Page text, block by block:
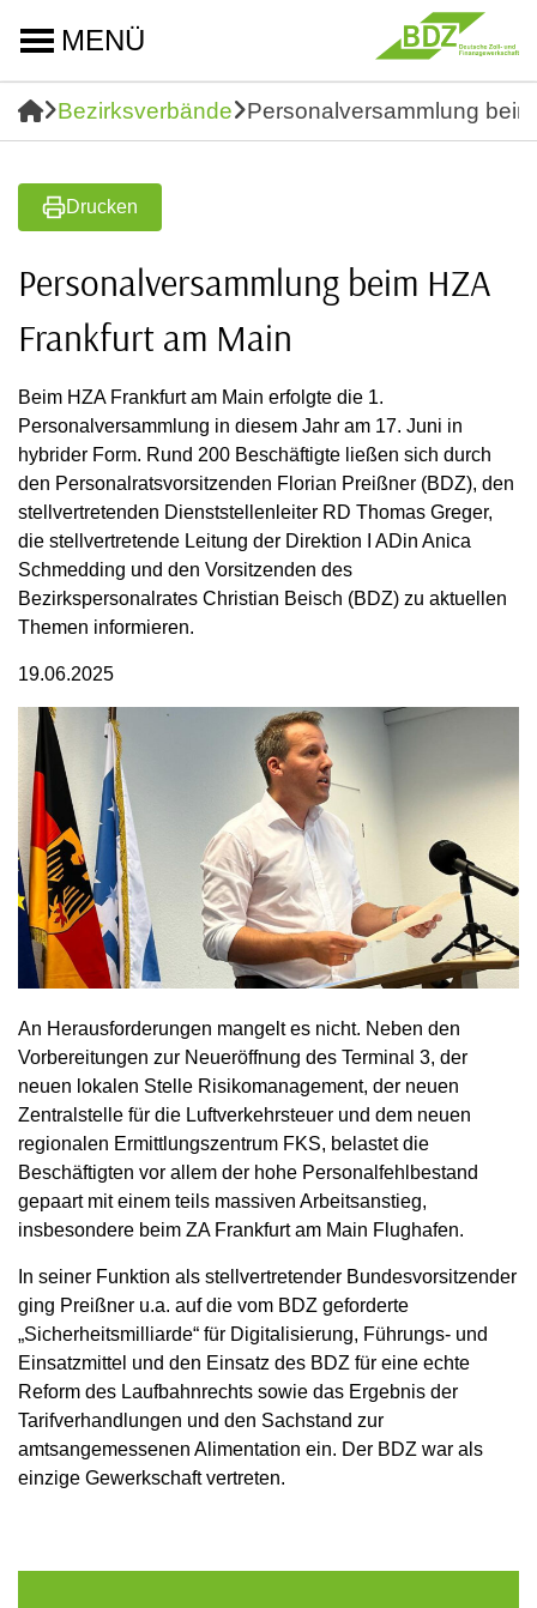
MENÜ
Bezirksverbände Personalversammlung
Drucken
Personalversammlung beim HZA
Frankfurt am Main
Beim HZA Frankfurt am Main erfolgte die 1.
Personalversammlung in diesem Jahr am 17. Juni in
hybrider Form. Rund 200 Beschäftigte ließen sich durch
den Personalratsvorsitzenden Florian Preißner (BDZ), den
stellvertretenden Dienststellenleiter RD Thomas Greger,
die stellvertretende Leitung der Direktion I ADin Anica
Schmedding und den Vorsitzenden des
Bezirkspersonalrates Christian Beisch (BDZ) zu aktuellen
Themen informieren.
19.06.2025
An Herausforderungen mangelt es nicht. Neben den
Vorbereitungen zur Neueröffnung des Terminal 3, der
neuen lokalen Stelle Risikomanagement, der neuen
Zentralstelle für die Luftverkehrsteuer und dem neuen
regionalen Ermittlungszentrum FKS, belastet die
Beschäftigten vor allem der hohe Personalfehlbestand
gepaart mit einem teils massiven Arbeitsanstieg,
insbesondere beim ZA Frankfurt am Main Flughafen.
In seiner Funktion als stellvertretender Bundesvorsitzender
ging Preißner u.a. auf die vom BDZ geforderte
„Sicherheitsmilliarde“ für Digitalisierung, Führungs- und
Einsatzmittel und den Einsatz des BDZ für eine echte
Reform des Laufbahnrechts sowie das Ergebnis der
Tarifverhandlungen und den Sachstand zur
amtsangemessenen Alimentation ein. Der BDZ war als
einzige Gewerkschaft vertreten.